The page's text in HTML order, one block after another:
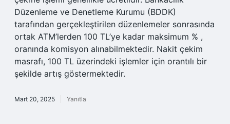
Düzenleme ve Denetleme Kurumu (BDDK)
tarafından gerçekleştirilen düzenlemeler sonrasında
ortak ATM’lerden 100 TL’ye kadar maksimum % ,
oranında komisyon alınabilmektedir. Nakit çekim
masrafı, 100 TL üzerindeki işlemler için orantılı bir
şekilde artış göstermektedir.
Mart 20, 2025 Yanıtla